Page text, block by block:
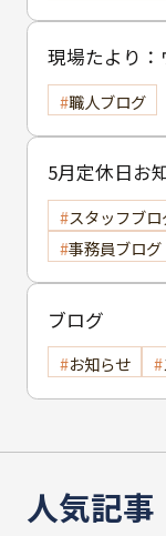
現場たより：
職人ブログ
5月定休日お
スタッフブロ
事務員ブログ
ブログ
お知らせ
人気記事